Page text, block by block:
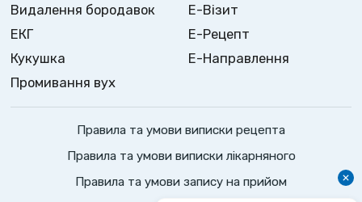
Видалення бородавок
ЕКГ
Кукушка
Промивання вух
Е-Візит
Е-Рецепт
Е-Направлення
Правила та умови виписки рецепта
Правила та умови виписки лікарняного
Правила та умови запису на прийом